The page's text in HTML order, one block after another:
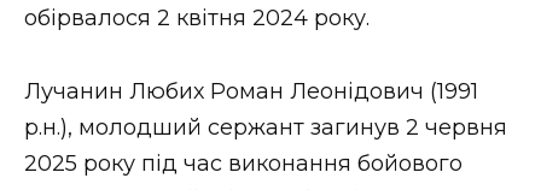
обірвалося 2 квітня 2024 року.
Лучанин Любих Роман Леонідович (1991
р.н.), молодший сержант загинув 2 червня
2025 року під час виконання бойового